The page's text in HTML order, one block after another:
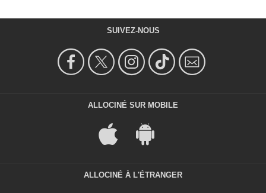
SUIVEZ-NOUS
ALLOCINÉ SUR MOBILE
ALLOCINÉ À L'ÉTRANGER